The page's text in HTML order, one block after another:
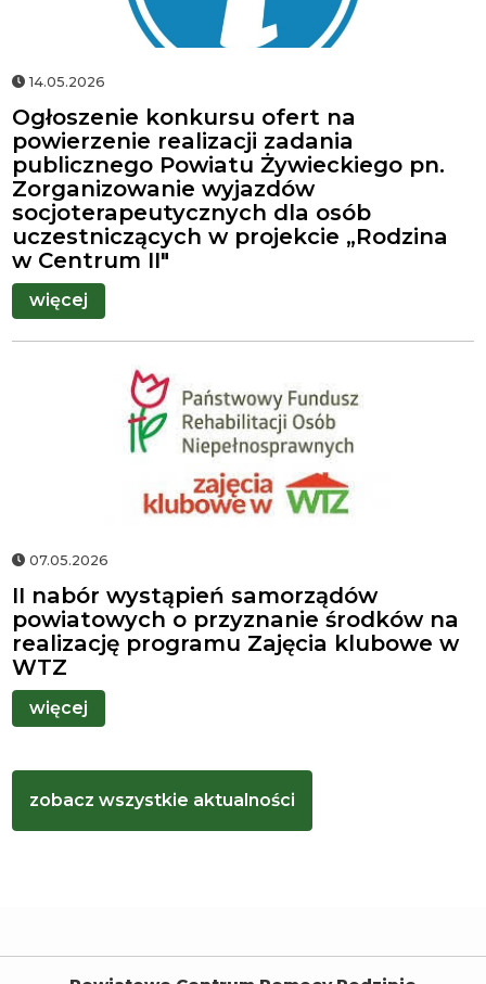
14.05.2026
Ogłoszenie konkursu ofert na
powierzenie realizacji zadania
publicznego Powiatu Żywieckiego pn.
Zorganizowanie wyjazdów
socjoterapeutycznych dla osób
uczestniczących w projekcie „Rodzina
w Centrum II"
więcej
Herb
gminy
Świnna
07.05.2026
II nabór wystąpień samorządów
powiatowych o przyznanie środków na
realizację programu Zajęcia klubowe w
WTZ
więcej
zobacz wszystkie aktualności